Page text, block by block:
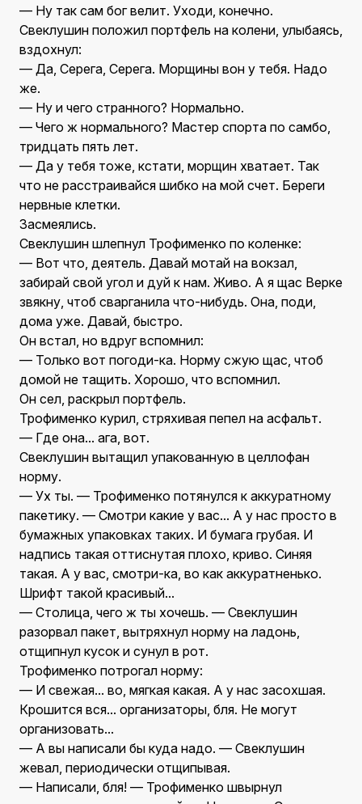
— Ну так сам бог велит. Уходи, конечно.
Свеклушин положил портфель на колени, улыбаясь,
вздохнул:
— Да, Серега, Серега. Морщины вон у тебя. Надо
же.
— Ну и чего странного? Нормально.
— Чего ж нормального? Мастер спорта по самбо,
тридцать пять лет.
— Да у тебя тоже, кстати, морщин хватает. Так
что не расстраивайся шибко на мой счет. Береги
нервные клетки.
Засмеялись.
Свеклушин шлепнул Трофименко по коленке:
— Вот что, деятель. Давай мотай на вокзал,
забирай свой угол и дуй к нам. Живо. А я щас Верке
звякну, чтоб сварганила что-нибудь. Она, поди,
дома уже. Давай, быстро.
Он встал, но вдруг вспомнил:
— Только вот погоди-ка. Норму сжую щас, чтоб
домой не тащить. Хорошо, что вспомнил.
Он сел, раскрыл портфель.
Трофименко курил, стряхивая пепел на асфальт.
— Где она... ага, вот.
Свеклушин вытащил упакованную в целлофан
норму.
— Ух ты. — Трофименко потянулся к аккуратному
пакетику. — Смотри какие у вас... А у нас просто в
бумажных упаковках таких. И бумага грубая. И
надпись такая оттиснутая плохо, криво. Синяя
такая. А у вас, смотри-ка, во как аккуратненько.
Шрифт такой красивый...
— Столица, чего ж ты хочешь. — Свеклушин
разорвал пакет, вытряхнул норму на ладонь,
отщипнул кусок и сунул в рот.
Трофименко потрогал норму:
— И свежая... во, мягкая какая. А у нас засохшая.
Крошится вся... организаторы, бля. Не могут
организовать...
— А вы написали бы куда надо. — Свеклушин
жевал, периодически отщипывая.
— Написали, бля! — Трофименко швырнул